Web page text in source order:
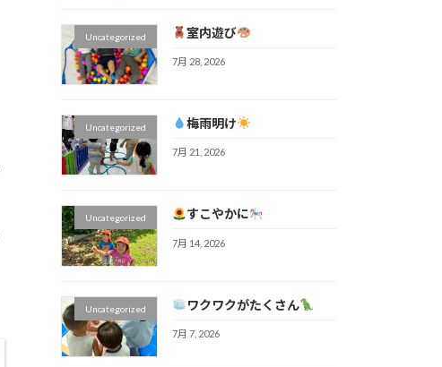
Uncategorized 室内遊び
7月 28, 2026
Uncategorized 梅雨明け
7月 21, 2026
Uncategorized すこやかに
7月 14, 2026
Uncategorized ワクワクがたくさん
7月 7, 2026